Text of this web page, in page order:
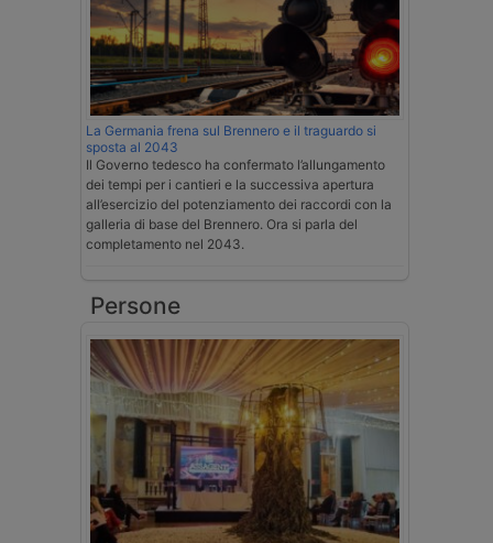
La Germania frena sul Brennero e il traguardo si
sposta al 2043
Il Governo tedesco ha confermato l’allungamento
dei tempi per i cantieri e la successiva apertura
all’esercizio del potenziamento dei raccordi con la
galleria di base del Brennero. Ora si parla del
completamento nel 2043.
Persone